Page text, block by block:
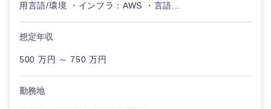
用言語/環境 ・インフラ：AWS ・言語...
想定年収
500 万円 ～ 750 万円
勤務地